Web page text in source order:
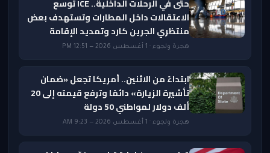
حتى في الرحلات الداخلية.. ICE توسع
الاعتقالات داخل المطارات وتستهدف بعض
منتظري الجرين كارد وتمديد الإقامة
هجرة ولجوء · 1 أغسطس 2026 — 12:51 PM
ابتداءً من الاثنين.. أمريكا تجعل «ضمان
تأشيرة الزيارة» دائمًا وترفع قيمته إلى 20
ألف دولار لمواطني 50 دولة
هجرة ولجوء · 1 أغسطس 2026 — 9:23 AM